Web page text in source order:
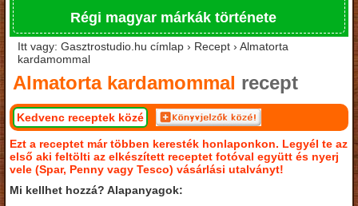
Régi magyar márkák története
Itt vagy: Gasztrostudio.hu címlap › Recept › Almatorta
kardamommal
Almatorta kardamommal recept
Kedvenc receptek közé
Ezt a receptet már többen keresték honlaponkon. Legyél te az
első aki feltölti az elkészített receptet fotóval együtt és nyerj
vele (Spar, Penny vagy Tesco) vásárlási utalványt!
Mi kellhet hozzá? Alapanyagok: